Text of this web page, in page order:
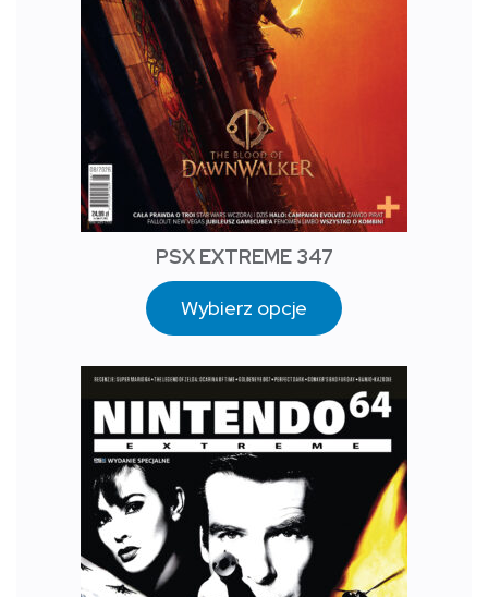
PSX EXTREME 347
Wybierz opcje